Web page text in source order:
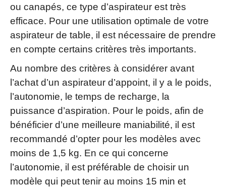
ou canapés, ce type d’aspirateur est très
efficace. Pour une utilisation optimale de votre
aspirateur de table, il est nécessaire de prendre
en compte certains critères très importants.
Au nombre des critères à considérer avant
l’achat d’un aspirateur d’appoint, il y a le poids,
l’autonomie, le temps de recharge, la
puissance d’aspiration. Pour le poids, afin de
bénéficier d’une meilleure maniabilité, il est
recommandé d’opter pour les modèles avec
moins de 1,5 kg. En ce qui concerne
l’autonomie, il est préférable de choisir un
modèle qui peut tenir au moins 15 min et